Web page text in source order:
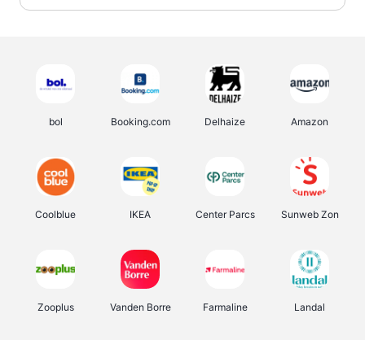
bol Booking.com Delhaize Amazon
Coolblue IKEA Center Parcs Sunweb Zon
Zooplus Vanden Borre Farmaline Landal